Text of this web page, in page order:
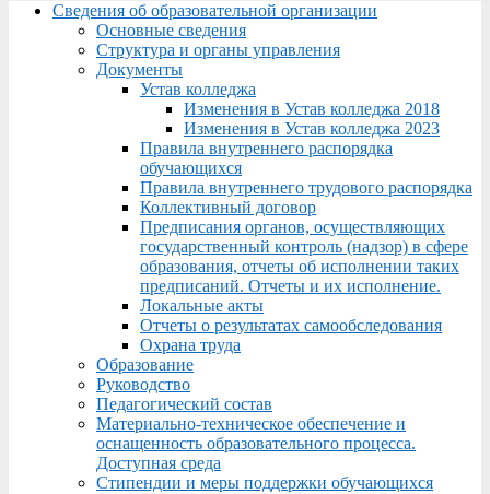
Menu
Сведения об образовательной организации
Основные сведения
Структура и органы управления
Документы
Устав колледжа
Изменения в Устав колледжа 2018
Изменения в Устав колледжа 2023
Правила внутреннего распорядка
обучающихся
Правила внутреннего трудового распорядка
Коллективный договор
Предписания органов, осуществляющих
государственный контроль (надзор) в сфере
образования, отчеты об исполнении таких
предписаний. Отчеты и их исполнение.
Локальные акты
Отчеты о результатах самообследования
Охрана труда
Образование
Руководство
Педагогический состав
Материально-техническое обеспечение и
оснащенность образовательного процесса.
Доступная среда
Стипендии и меры поддержки обучающихся